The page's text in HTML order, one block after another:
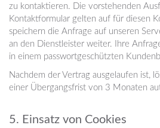
zu kontaktieren. Die vorstehenden
Kontaktformular gelten auf für diesen
speichern die Anfrage auf unseren
an den Dienstleister weiter. Ihre
in einem passwortgeschützten
Nachdem der Vertrag ausgelaufen ist,
einer Übergangsfrist von 3 Monaten
5. Einsatz von Cookies